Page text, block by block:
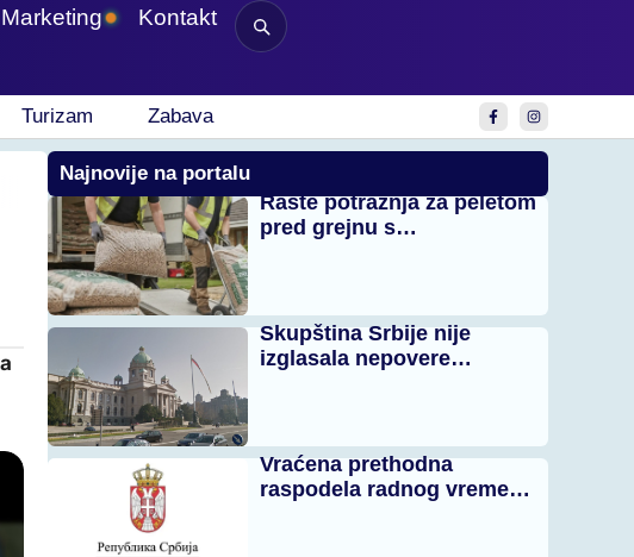
Marketing Kontakt
Turizam Zabava
Najnovije na portalu
Raste potražnja za peletom
pred grejnu s…
Skupština Srbije nije
izglasala nepovere…
Vraćena prethodna
raspodela radnog vreme…